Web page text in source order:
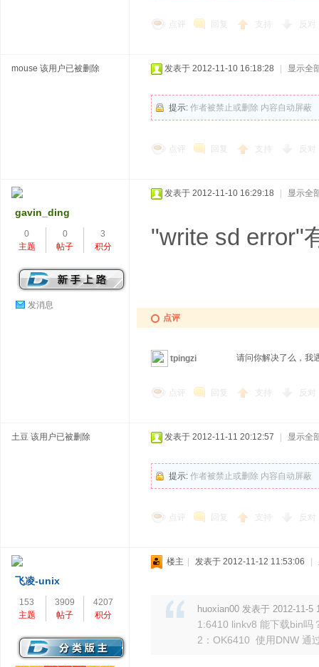
点评 回复 支持 反对
mouse 该用户已被删除 发表于 2012-11-10 16:18:28 显示全
提示: 作者被禁止或删除 内容自动屏蔽
点评 回复 支持 反对
gavin_ding
0
主题
0
帖子
3
积分
发消息
发表于 2012-11-10 16:29:18 显示全
"write sd error"
点评
tpingzi 请问你解决了么，我
点评 回复 支持 反对
土豆 该用户已被删除 发表于 2012-11-11 20:12:57 显示全
提示: 作者被禁止或删除 内容自动屏蔽
点评 回复 支持 反对
飞凌-unix
153
主题
3909
帖子
4207
积分
楼主 发表于 2012-11-12 11:53:06
huoxian00 发表于 2012-11-5
1:6410 linkv8 能下载bin吗
2：OK6410 使用DNW 通